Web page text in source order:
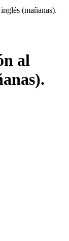
(mañanas).
al